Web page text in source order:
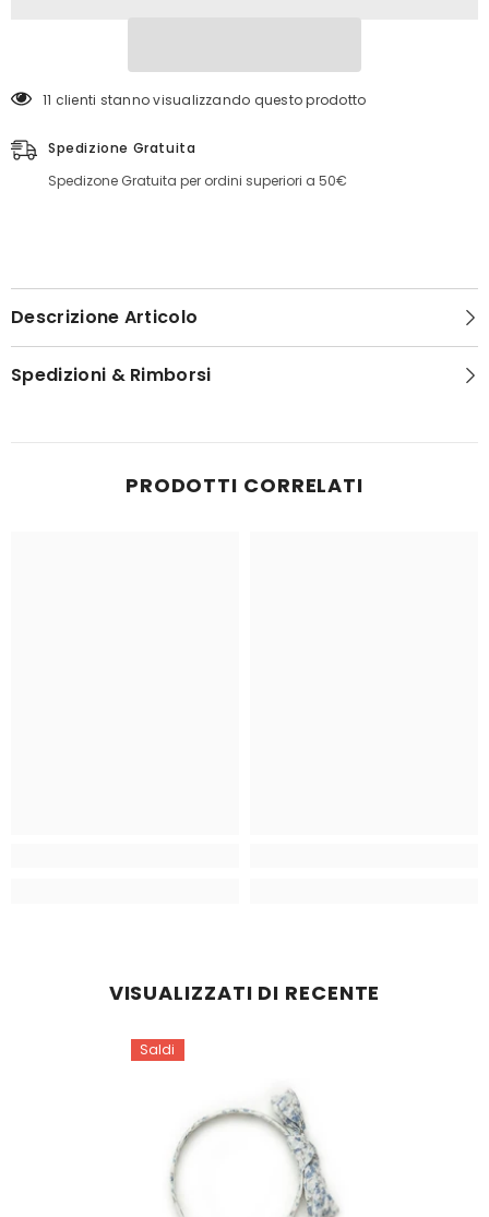
11 clienti stanno visualizzando questo prodotto
Spedizione Gratuita
Spedizone Gratuita per ordini superiori a 50€
Descrizione Articolo
Spedizioni & Rimborsi
PRODOTTI CORRELATI
VISUALIZZATI DI RECENTE
Saldi